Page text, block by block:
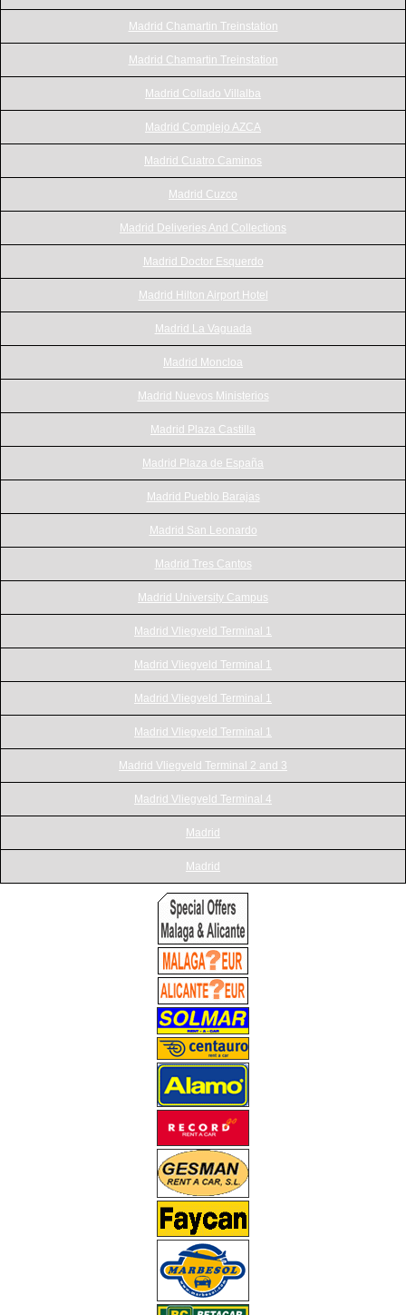
Madrid Chamartin Treinstation
Madrid Chamartin Treinstation
Madrid Collado Villalba
Madrid Complejo AZCA
Madrid Cuatro Caminos
Madrid Cuzco
Madrid Deliveries And Collections
Madrid Doctor Esquerdo
Madrid Hilton Airport Hotel
Madrid La Vaguada
Madrid Moncloa
Madrid Nuevos Ministerios
Madrid Plaza Castilla
Madrid Plaza de España
Madrid Pueblo Barajas
Madrid San Leonardo
Madrid Tres Cantos
Madrid University Campus
Madrid Vliegveld Terminal 1
Madrid Vliegveld Terminal 1
Madrid Vliegveld Terminal 1
Madrid Vliegveld Terminal 1
Madrid Vliegveld Terminal 2 and 3
Madrid Vliegveld Terminal 4
Madrid
Madrid